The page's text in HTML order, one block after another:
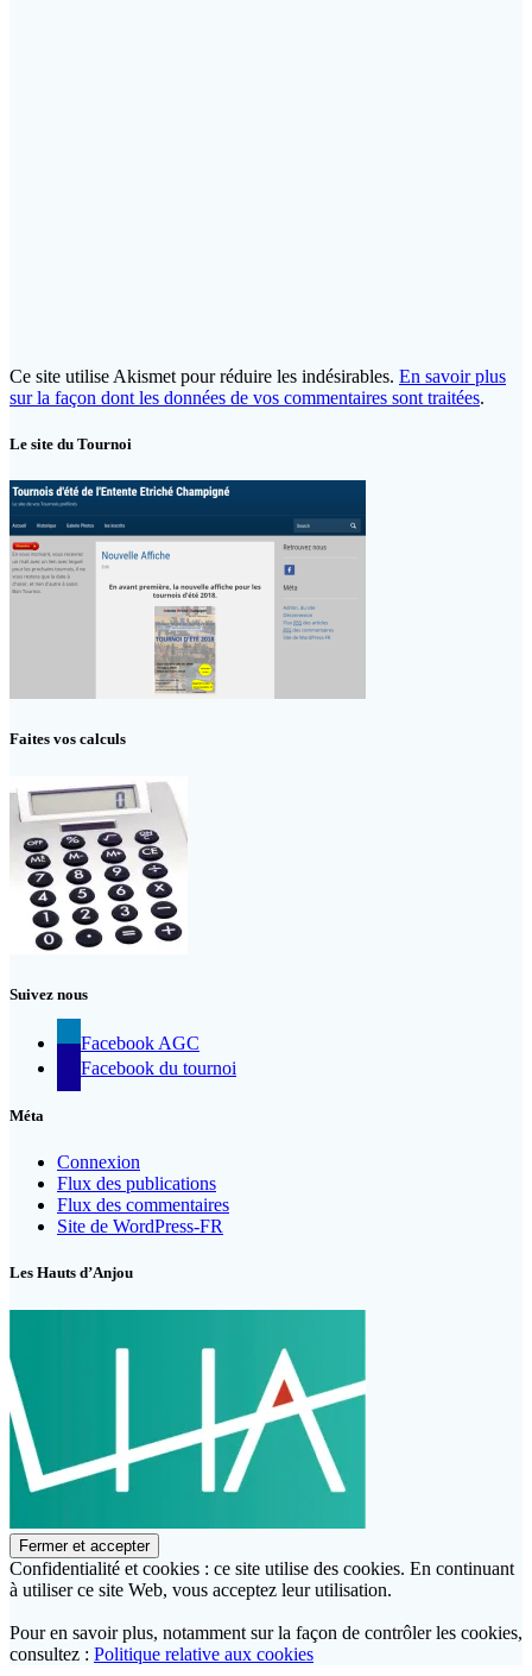
Ce site utilise Akismet pour réduire les indésirables. En savoir plus
sur la façon dont les données de vos commentaires sont traitées.
Le site du Tournoi
Faites vos calculs
Suivez nous
Facebook AGC
Facebook du tournoi
Méta
Connexion
Flux des publications
Flux des commentaires
Site de WordPress-FR
Les Hauts d’Anjou
Confidentialité et cookies : ce site utilise des cookies. En continuant
à utiliser ce site Web, vous acceptez leur utilisation.
Pour en savoir plus, notamment sur la façon de contrôler les cookies,
consultez : Politique relative aux cookies